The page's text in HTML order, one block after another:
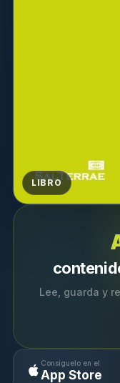
LIBRO
Lee, guarda y
Consíguelo en el
App Store